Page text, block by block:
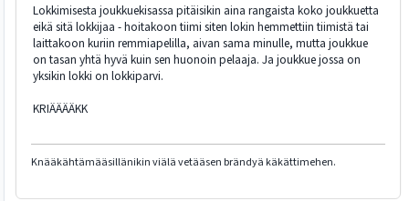
Lokkimisesta joukkuekisassa pitäisikin aina rangaista koko joukkuetta
eikä sitä lokkijaa - hoitakoon tiimi siten lokin hemmettiin tiimistä tai
laittakoon kuriin remmiapelilla, aivan sama minulle, mutta joukkue
on tasan yhtä hyvä kuin sen huonoin pelaaja. Ja joukkue jossa on
yksikin lokki on lokkiparvi.
KRIÄÄÄÄKK
Knääkähtämääsillänikin viälä vetääsen brändyä käkättimehen.